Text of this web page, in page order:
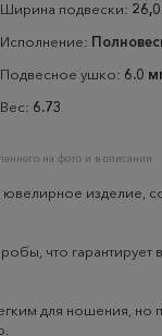
Ширина подвески:
Исполнение:
Подвесное ушко: 6.0
Вес: 6.73
на фото и в описании
изделие,
что гарантирует
для ношения, но